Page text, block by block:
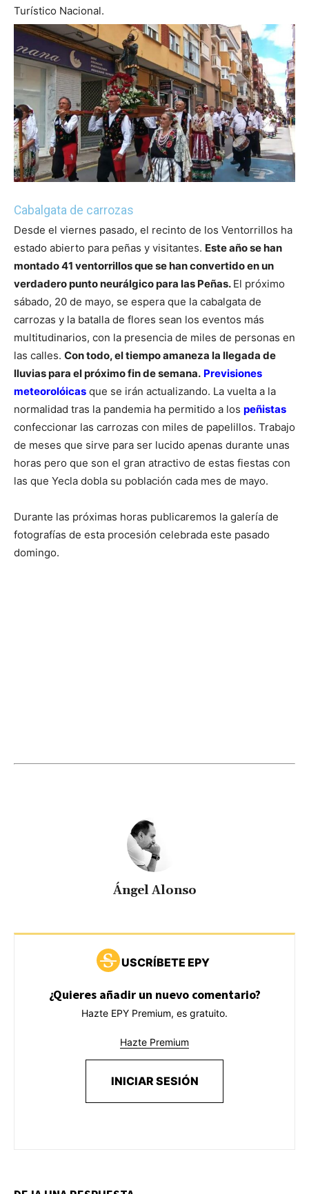
Turístico Nacional.
Cabalgata de carrozas
Desde el viernes pasado, el recinto de los Ventorrillos ha
estado abierto para peñas y visitantes. Este año se han
montado 41 ventorrillos que se han convertido en un
verdadero punto neurálgico para las Peñas. El próximo
sábado, 20 de mayo, se espera que la cabalgata de
carrozas y la batalla de flores sean los eventos más
multitudinarios, con la presencia de miles de personas en
las calles. Con todo, el tiempo amaneza la llegada de
lluvias para el próximo fin de semana. Previsiones
meteorolóicas que se irán actualizando. La vuelta a la
normalidad tras la pandemia ha permitido a los peñistas
confeccionar las carrozas con miles de papelillos. Trabajo
de meses que sirve para ser lucido apenas durante unas
horas pero que son el gran atractivo de estas fiestas con
las que Yecla dobla su población cada mes de mayo.
Durante las próximas horas publicaremos la galería de
fotografías de esta procesión celebrada este pasado
domingo.
Ángel Alonso
USCRÍBETE EPY
¿Quieres añadir un nuevo comentario?
Hazte EPY Premium, es gratuito.
Hazte Premium
INICIAR SESIÓN